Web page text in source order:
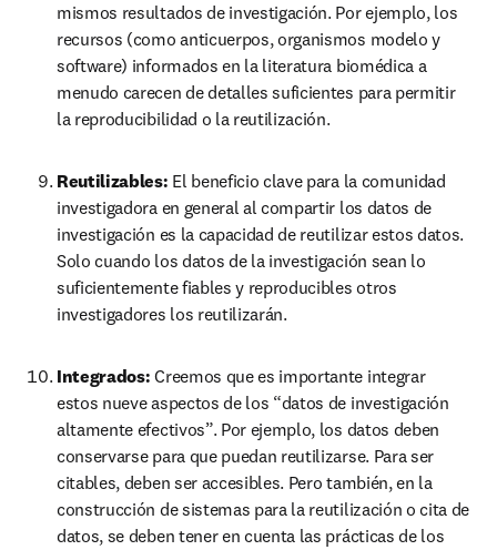
mismos resultados de investigación. Por ejemplo, los
recursos (como anticuerpos, organismos modelo y
software) informados en la literatura biomédica a
menudo carecen de detalles suficientes para permitir
la reproducibilidad o la reutilización.
Reutilizables: El beneficio clave para la comunidad
investigadora en general al compartir los datos de
investigación es la capacidad de reutilizar estos datos.
Solo cuando los datos de la investigación sean lo
suficientemente fiables y reproducibles otros
investigadores los reutilizarán.
Integrados: Creemos que es importante integrar
estos nueve aspectos de los “datos de investigación
altamente efectivos”. Por ejemplo, los datos deben
conservarse para que puedan reutilizarse. Para ser
citables, deben ser accesibles. Pero también, en la
construcción de sistemas para la reutilización o cita de
datos, se deben tener en cuenta las prácticas de los